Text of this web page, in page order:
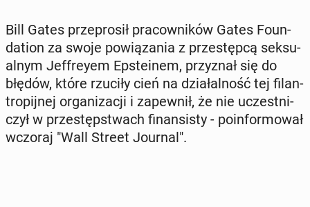
Bill Gates prze­pro­sił pra­cow­ni­ków Gates Fo­un­
da­tion za swoje po­wią­za­nia z prze­stęp­cą sek­su­
al­nym Jef­frey­em Ep­ste­inem, przy­znał się do
błędów, które rzuciły cień na dzia­łal­ność tej fi­lan­
tro­pij­nej or­ga­ni­za­cji i za­pew­nił, że nie uczest­ni­
czył w prze­stęp­stwach fi­nan­si­sty - po­in­for­mo­wał
wczoraj "Wall Street Journal".